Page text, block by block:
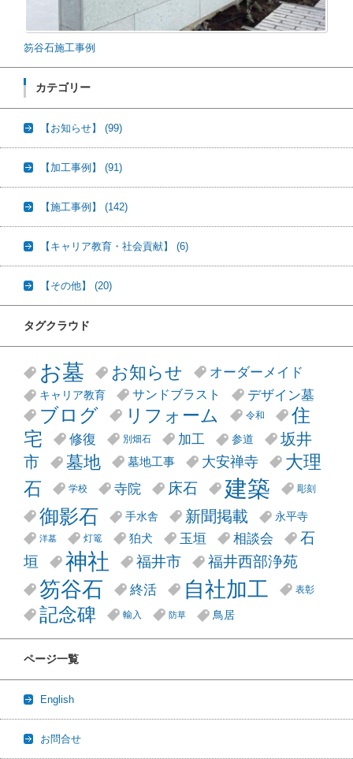
笏谷石施工事例
カテゴリー
【お知らせ】 (99)
【加工事例】 (91)
【施工事例】 (142)
【キャリア教育・社会貢献】 (6)
【その他】 (20)
タグクラウド
お墓 お知らせ オーダーメイド
キャリア教育 サンドブラスト デザイン墓
ブログ リフォーム 令和
住
宅
修復 別畑石 加工 参道
坂井
市
墓地 墓地工事 大安禅寺
大理
石
学校 寺院 床石 建築 彫刻
御影石 手水舎 新聞掲載 永平寺
洋墓 灯篭 狛犬 玉垣 相談会
石
垣
神社 福井市 福井西部浄苑
笏谷石 終活 自社加工 表彰
記念碑 輸入 防草 鳥居
ページ一覧
English
お問合せ